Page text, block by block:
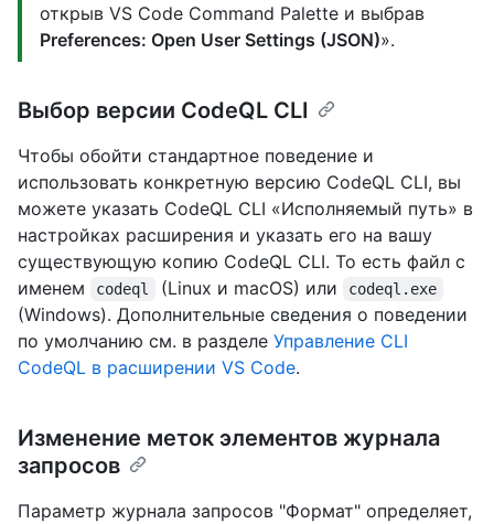
открыв VS Code Command Palette и выбрав
Preferences: Open User Settings (JSON)».
Выбор версии CodeQL CLI
Чтобы обойти стандартное поведение и
использовать конкретную версию CodeQL CLI, вы
можете указать CodeQL CLI «Исполняемый путь» в
настройках расширения и указать его на вашу
существующую копию CodeQL CLI. То есть файл с
именем
codeql (Linux и macOS) или codeql.exe
(Windows). Дополнительные сведения о поведении
по умолчанию см. в разделе Управление CLI
CodeQL в расширении VS Code.
Изменение меток элементов журнала
запросов
Параметр журнала запросов "Формат" определяет,